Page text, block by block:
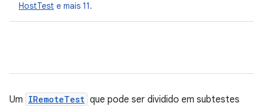
HostTest e mais 11.
Um IRemoteTest que pode ser dividido em subtestes